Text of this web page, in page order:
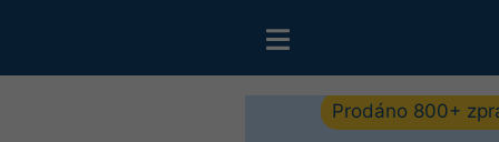
Prodáno 800+